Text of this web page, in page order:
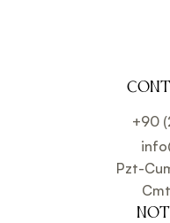
+90
Pzt-